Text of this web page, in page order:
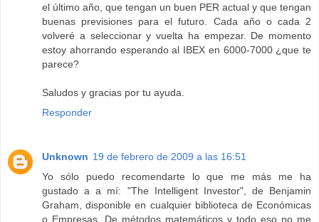
el último año, que tengan un buen PER actual y que tengan
buenas previsiones para el futuro. Cada año o cada 2
volveré a seleccionar y vuelta ha empezar. De momento
estoy ahorrando esperando al IBEX en 6000-7000 ¿que te
parece?
Saludos y gracias por tu ayuda.
Responder
Unknown 19 de febrero de 2009 a las 16:51
Yo sólo puedo recomendarte lo que me más me ha
gustado a a mí: "The Intelligent Investor", de Benjamin
Graham, disponible en cualquier biblioteca de Económicas
o Empresas. De métodos matemáticos y todo eso no me